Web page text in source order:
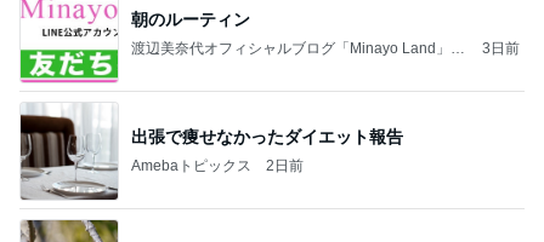
朝のルーティン
渡辺美奈代オフィシャルブログ「Minayo Land」P
3日前
出張で痩せなかったダイエット報告
Amebaトピックス 2日前